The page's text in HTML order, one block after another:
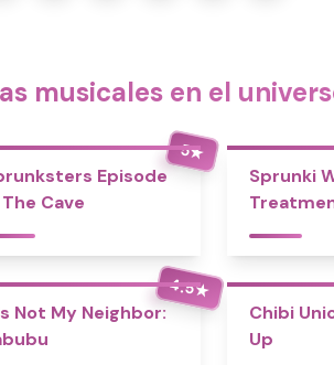
musicales en el
5★
Episode
Cave
Sprunki
4.5★
Not My Neighbor:
Chibi
Up